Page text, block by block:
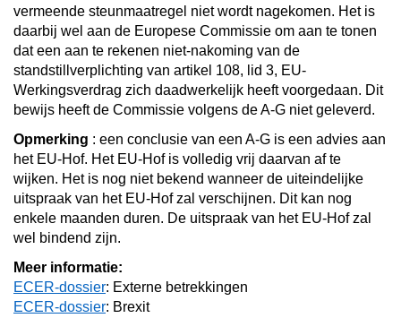
vermeende steunmaatregel niet wordt nagekomen. Het is
daarbij wel aan de Europese Commissie om aan te tonen
dat een aan te rekenen niet-nakoming van de
standstillverplichting van artikel 108, lid 3, EU-
Werkingsverdrag zich daadwerkelijk heeft voorgedaan. Dit
bewijs heeft de Commissie volgens de A-G niet geleverd.
Opmerking : een conclusie van een A-G is een advies aan
het EU-Hof. Het EU-Hof is volledig vrij daarvan af te
wijken. Het is nog niet bekend wanneer de uiteindelijke
uitspraak van het EU-Hof zal verschijnen. Dit kan nog
enkele maanden duren. De uitspraak van het EU-Hof zal
wel bindend zijn.
Meer informatie:
ECER-dossier: Externe betrekkingen
ECER-dossier: Brexit